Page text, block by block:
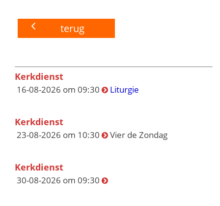
terug
Kerkdienst
16-08-2026 om 09:30 Liturgie
Kerkdienst
23-08-2026 om 10:30 Vier de Zondag
Kerkdienst
30-08-2026 om 09:30